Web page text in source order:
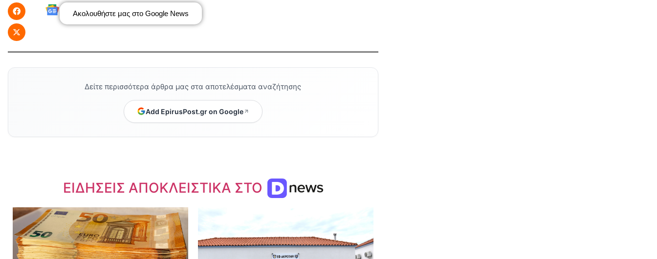
Ακολουθήστε μας στο Google News
Δείτε περισσότερα άρθρα μας στα αποτελέσματα αναζήτησης
Add EpirusPost.gr on Google
ΕΙΔΗΣΕΙΣ ΑΠΟΚΛΕΙΣΤΙΚΑ ΣΤΟ
Dnews.gr